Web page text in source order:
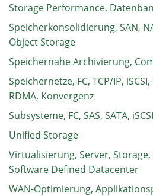
Storage Performance,
Speicherkonsolidierung, SAN,
Object Storage
Speichernahe Archivierung,
Speichernetze, FC, TCP/IP,
RDMA, Konvergenz
Subsysteme, FC, SAS, SATA,
Unified Storage
Virtualisierung, Server, Storage,
Software Defined Datacenter
WAN-Optimierung,